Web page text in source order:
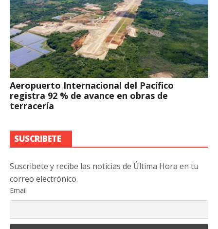
Aeropuerto Internacional del Pacífico
registra 92 % de avance en obras de
terracería
SUSCRIBETE
Suscribete y recibe las noticias de Última Hora en tu
correo electrónico.
Email